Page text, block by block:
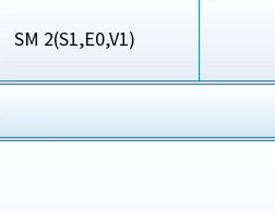
SM 2(S1,E0,V1)